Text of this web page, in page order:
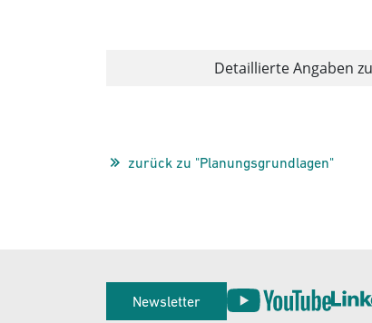
Detaillierte Angaben
zurück zu "Planungsgrundlagen"
Newsletter